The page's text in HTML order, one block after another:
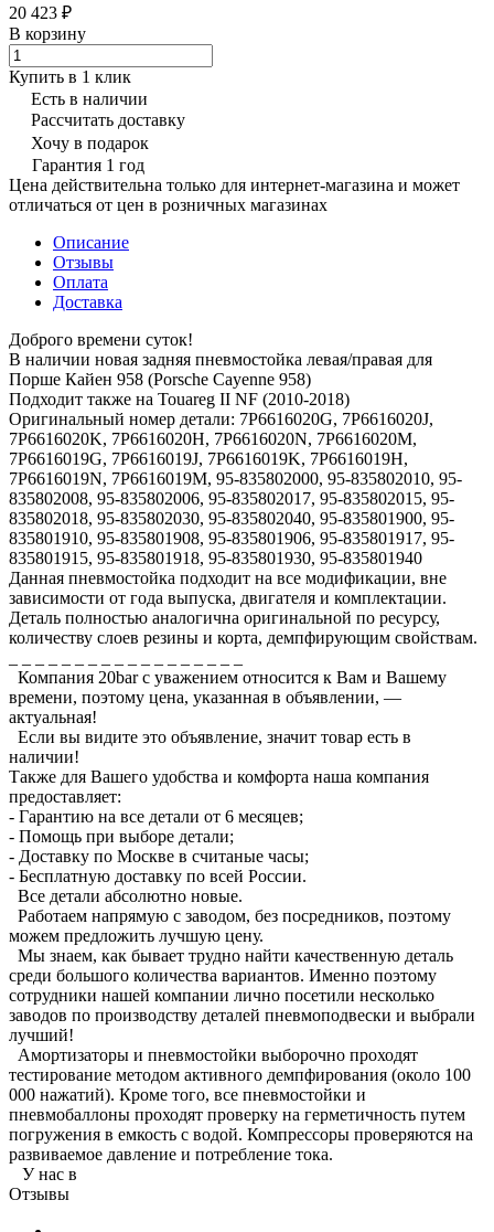
20 423 ₽
В корзину
Купить в 1 клик
Есть в наличии
Рассчитать доставку
Хочу в подарок
Гарантия 1 год
Цена действительна только для интернет-магазина и может
отличаться от цен в розничных магазинах
Описание
Отзывы
Оплата
Доставка
Доброго времени суток!
В наличии новая задняя пневмостойка левая/правая для
Порше Кайен 958 (Porsche Cayenne 958)
Подходит также на Touareg II NF (2010-2018)
Оригинальный номер детали: 7P6616020G, 7P6616020J,
7P6616020K, 7P6616020H, 7P6616020N, 7P6616020M,
7P6616019G, 7P6616019J, 7P6616019K, 7P6616019H,
7P6616019N, 7P6616019M, 95-835802000, 95-835802010, 95-
835802008, 95-835802006, 95-835802017, 95-835802015, 95-
835802018, 95-835802030, 95-835802040, 95-835801900, 95-
835801910, 95-835801908, 95-835801906, 95-835801917, 95-
835801915, 95-835801918, 95-835801930, 95-835801940
Данная пневмостойка подходит на все модификации, вне
зависимости от года выпуска, двигателя и комплектации.
Деталь полностью аналогична оригинальной по ресурсу,
количеству слоев резины и корта, демпфирующим свойствам.
Компания 20bar c уважением относится к Вам и Вашему
времени, поэтому цена, указанная в объявлении, —
актуальная!
Если вы видите это объявление, значит товар есть в
наличии!
Также для Вашего удобства и комфорта наша компания
предоставляет:
- Гарантию на все детали от 6 месяцев;
- Помощь при выборе детали;
- Доставку по Москве в считаные часы;
- Бесплатную доставку по всей России.
Все детали абсолютно новые.
Работаем напрямую с заводом, без посредников, поэтому
можем предложить лучшую цену.
Мы знаем, как бывает трудно найти качественную деталь
среди большого количества вариантов. Именно поэтому
сотрудники нашей компании лично посетили несколько
заводов по производству деталей пневмоподвески и выбрали
лучший!
Амортизаторы и пневмостойки выборочно проходят
тестирование методом активного демпфирования (около 100
000 нажатий). Кроме того, все пневмостойки и
пневмобаллоны проходят проверку на герметичность путем
погружения в емкость с водой. Компрессоры проверяются на
развиваемое давление и потребление тока.
У нас в
Отзывы